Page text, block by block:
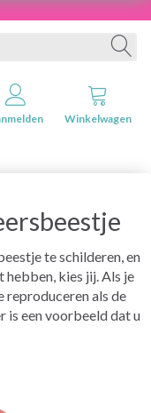
Winkelwagen
te schilderen, en
kies jij. Als je
reproduceren als de
is een voorbeeld dat u